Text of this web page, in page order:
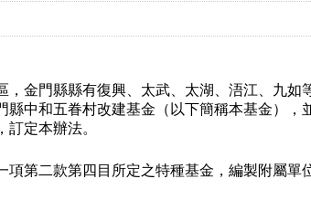
金門縣縣有復興、太武、太湖、浯江、九如
中和五眷村改建基金（以下簡稱本基金），
定本辦法。
第二款第四目所定之特種基金，編製附屬單